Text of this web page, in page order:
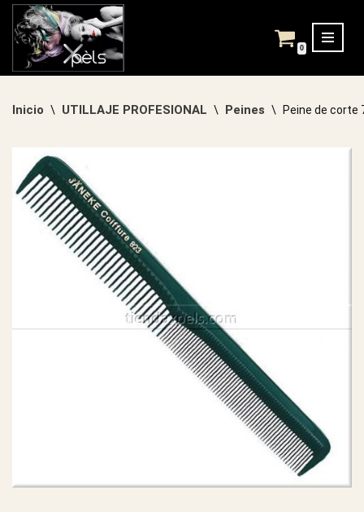
Saltar
0
Inicio \ UTILLAJE PROFESIONAL \ Peines \ Peine de corte